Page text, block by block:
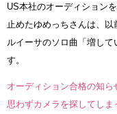
US本社のオーディション
止めたゆめっちさんは、以
ルイーサのソロ曲「増し
す。
オーディション合格の知
思わずカメラを探してしま